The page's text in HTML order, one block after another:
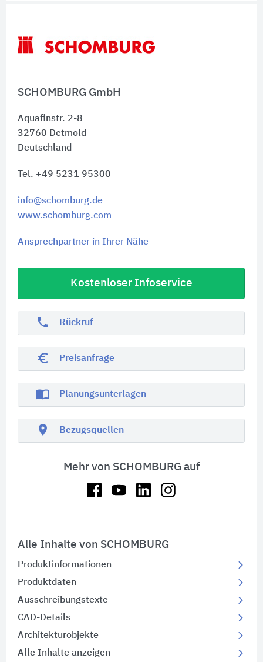
SCHOMBURG GmbH
Aquafinstr. 2-8
32760 Detmold
Deutschland
Tel. +49 5231 95300
info@schomburg.de
www.schomburg.com
Ansprechpartner in Ihrer Nähe
Kostenloser Infoservice
phone Rückruf
euro_symbol Preisanfrage
import_contacts Planungsunterlagen
location_on Bezugsquellen
Mehr von SCHOMBURG auf
Alle Inhalte von SCHOMBURG
Produktinformationen
Produktdaten
Ausschreibungstexte
CAD-Details
Architekturobjekte
Alle Inhalte anzeigen
Schnelleinstiege